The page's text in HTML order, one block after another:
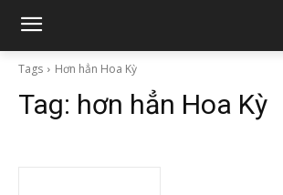
Tags Hơn hẳn Hoa Kỳ
Tag: hơn hẳn Hoa Kỳ